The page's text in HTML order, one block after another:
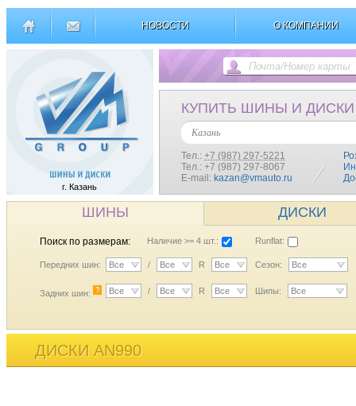
НОВОСТИ О КОМПАНИИ
г. Казань
КУПИТЬ ШИНЫ И ДИСКИ
Казань
Тел.: +7 (987) 297-5221
Тел.: +7 (987) 297-8067
E-mail: kazan@vmauto.ru
ШИНЫ ДИСКИ
Поиск по размерам: Наличие >= 4 шт.: Runflat:
Передних шин: Все / Все R Все Сезон: Все
Задних шин: ? Все / Все R Все Шипы: Все
ДИСКИ AN990